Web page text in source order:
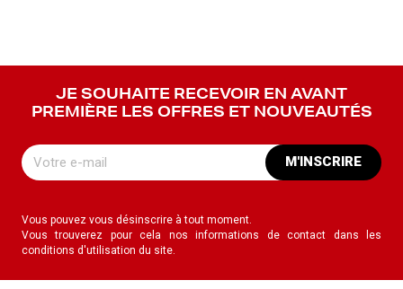
JE SOUHAITE RECEVOIR EN AVANT
PREMIÈRE LES OFFRES ET NOUVEAUTÉS
M'INSCRIRE
Vous pouvez vous désinscrire à tout moment.
Vous trouverez pour cela nos informations de contact dans les
conditions d'utilisation du site.